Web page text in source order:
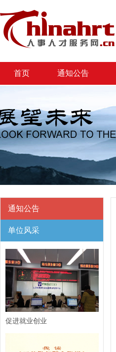
首页 通知公告
通知公告
单位风采
促进就业创业